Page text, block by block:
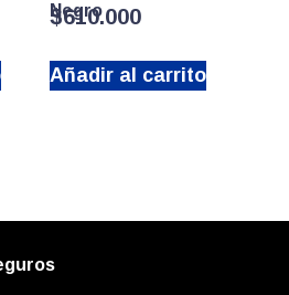
Negro
$610.000
Añadir al carrito